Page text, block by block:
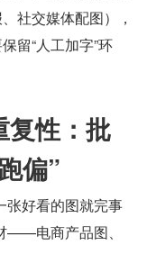
社交媒体配图），
留“人工加字”环
复性：批
偏”
张好看的图就完事
——电商产品图、